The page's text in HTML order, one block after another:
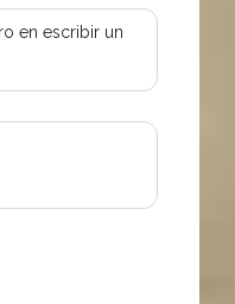
en escribir un